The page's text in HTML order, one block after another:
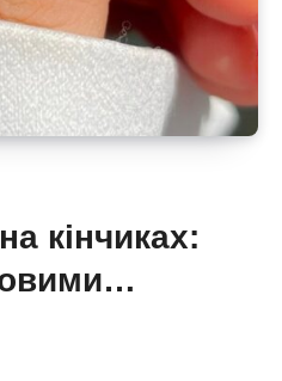
кінчиках:
і хвилями